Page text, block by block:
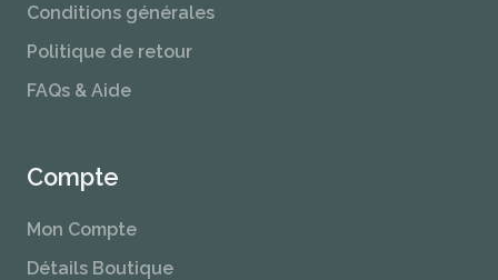
Conditions générales
Politique de retour
FAQs & Aide
Compte
Mon Compte
Détails Boutique